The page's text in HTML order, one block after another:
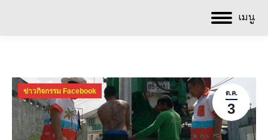
เมนู
ต.ค.
3
ข่าวกิจกรรม Facebook